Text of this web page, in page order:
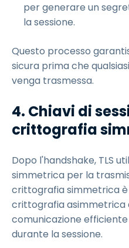
per generare un
la sessione.
Questo processo
sicura prima che
venga trasmessa.
4. Chiavi di
crittografia
Dopo l'handshake, TLS
simmetrica per la
crittografia simmetrica
crittografia asimmetrica
comunicazione
durante la sessione.